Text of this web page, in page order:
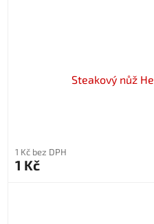
Steakový nůž
1 Kč bez DPH
1 Kč